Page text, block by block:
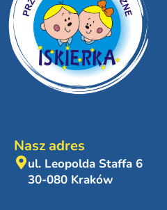
Nasz adres
ul. Leopolda Staffa 6
30-080 Kraków